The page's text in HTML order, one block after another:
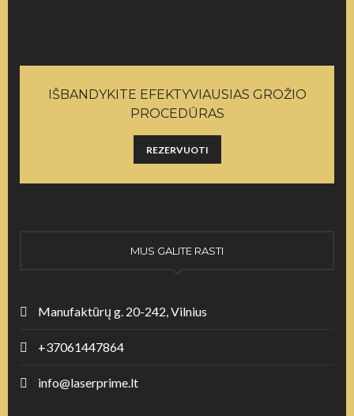
IŠBANDYKITE EFEKTYVIAUSIAS GROŽIO
PROCEDŪRAS
REZERVUOTI
MUS GALITE RASTI
Manufaktūrų g. 20-242, Vilnius
+37061447864
info@laserprime.lt